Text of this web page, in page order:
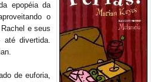
epopéia da
o
e seus
divertida.
de euforia,